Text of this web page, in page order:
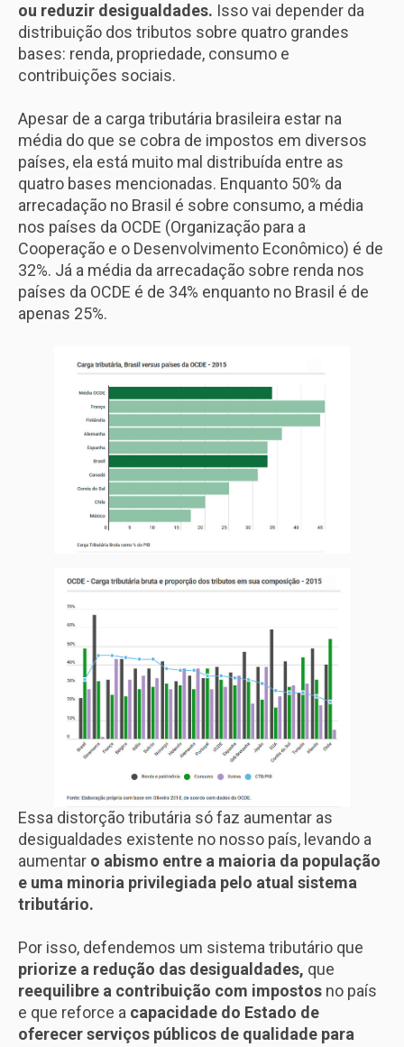
ou reduzir desigualdades. Isso vai depender da
distribuição dos tributos sobre quatro grandes
bases: renda, propriedade, consumo e
contribuições sociais.
Apesar de a carga tributária brasileira estar na
média do que se cobra de impostos em diversos
países, ela está muito mal distribuída entre as
quatro bases mencionadas. Enquanto 50% da
arrecadação no Brasil é sobre consumo, a média
nos países da OCDE (Organização para a
Cooperação e o Desenvolvimento Econômico) é de
32%. Já a média da arrecadação sobre renda nos
países da OCDE é de 34% enquanto no Brasil é de
apenas 25%.
Essa distorção tributária só faz aumentar as
desigualdades existente no nosso país, levando a
aumentar o abismo entre a maioria da população
e uma minoria privilegiada pelo atual sistema
tributário.
Por isso, defendemos um sistema tributário que
priorize a redução das desigualdades, que
reequilibre a contribuição com impostos no país
e que reforce a capacidade do Estado de
oferecer serviços públicos de qualidade para